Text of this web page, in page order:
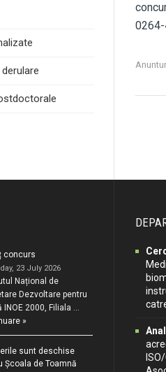
0264-
concurs
23 July 2026
Național de
Dezvoltare pentru
2000, Filiala …
»
sunt deschise
Școala de Toamnă